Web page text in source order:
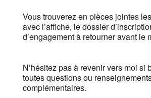
Vous trouverez en pièces jointes
avec l’affiche, le dossier
d’engagement à retourner avant le
N’hésitez pas à revenir vers moi si
toutes questions ou
complémentaires.